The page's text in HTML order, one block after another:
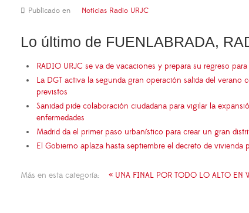
Publicado en Noticias Radio URJC
Lo último de FUENLABRADA,
RADIO URJC se va de vacaciones y prepara su regreso
La DGT activa la segunda gran operación salida del verano
previstos
Sanidad pide colaboración ciudadana para vigilar la
enfermedades
Madrid da el primer paso urbanístico para crear un gran
El Gobierno aplaza hasta septiembre el decreto de vivienda
Más en esta categoría: « UNA FINAL POR TODO LO ALTO EN